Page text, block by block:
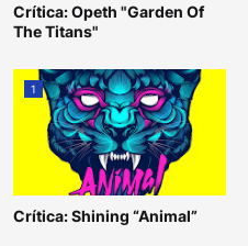
Crítica: Opeth "Garden Of
The Titans"
1
Crítica: Shining “Animal”